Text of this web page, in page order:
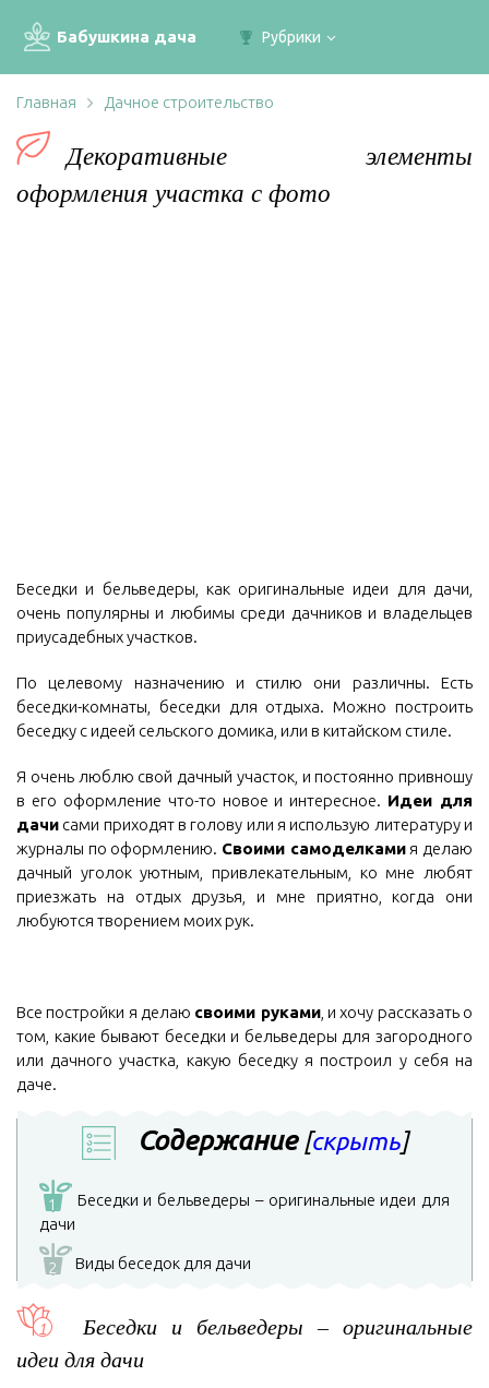
Бабушкина дача Рубрики
Главная Дачное строительство
Декоративные элементы
оформления участка с фото
Беседки и бельведеры, как оригинальные идеи для дачи,
очень популярны и любимы среди дачников и владельцев
приусадебных участков.
По целевому назначению и стилю они различны. Есть
беседки-комнаты, беседки для отдыха. Можно построить
беседку с идеей сельского домика, или в китайском стиле.
Я очень люблю свой дачный участок, и постоянно привношу
в его оформление что-то новое и интересное. Идеи для
дачи сами приходят в голову или я использую литературу и
журналы по оформлению. Своими самоделкамия делаю
дачный уголок уютным, привлекательным, ко мне любят
приезжать на отдых друзья, и мне приятно, когда они
любуются творением моих рук.
Все постройки я делаю своими руками, и хочу рассказать о
том, какие бывают беседки и бельведеры для загородного
или дачного участка, какую беседку я построил у себя на
даче.
Содержание [скрыть]
1
Беседки и бельведеры – оригинальные идеи для
дачи
2 Виды беседок для дачи
Беседки и бельведеры – оригинальные
идеи для дачи